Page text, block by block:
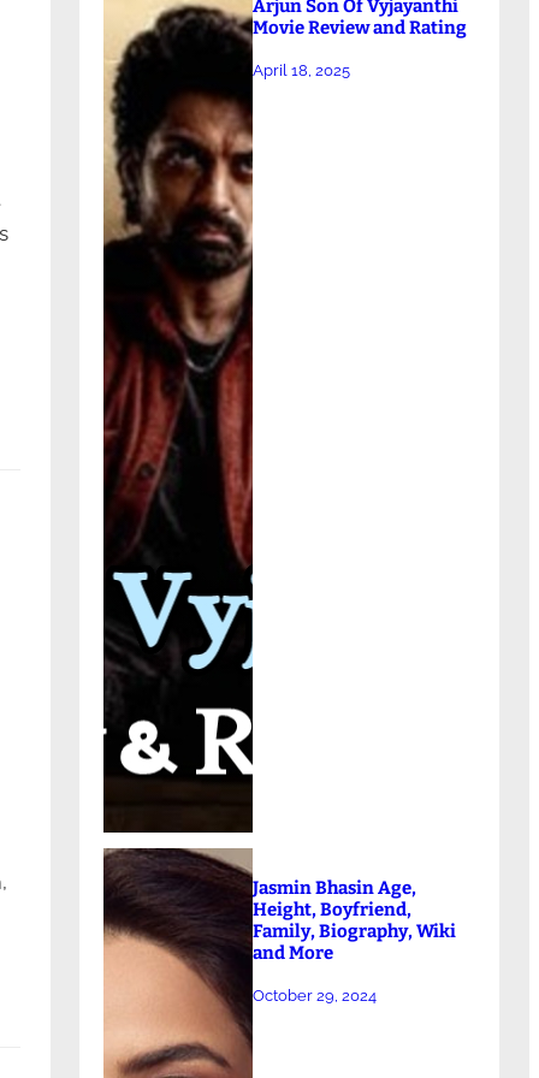
Arjun Son Of Vyjayanthi
Movie Review and Rating
April 18, 2025
Jasmin Bhasin Age,
Height, Boyfriend,
Family, Biography, Wiki
and More
October 29, 2024